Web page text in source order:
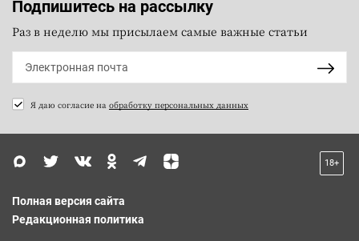
Подпишитесь на рассылку
Раз в неделю мы присылаем самые важные статьи
Я даю согласие на обработку персональных данных
18+
Полная версия сайта
Редакционная политика